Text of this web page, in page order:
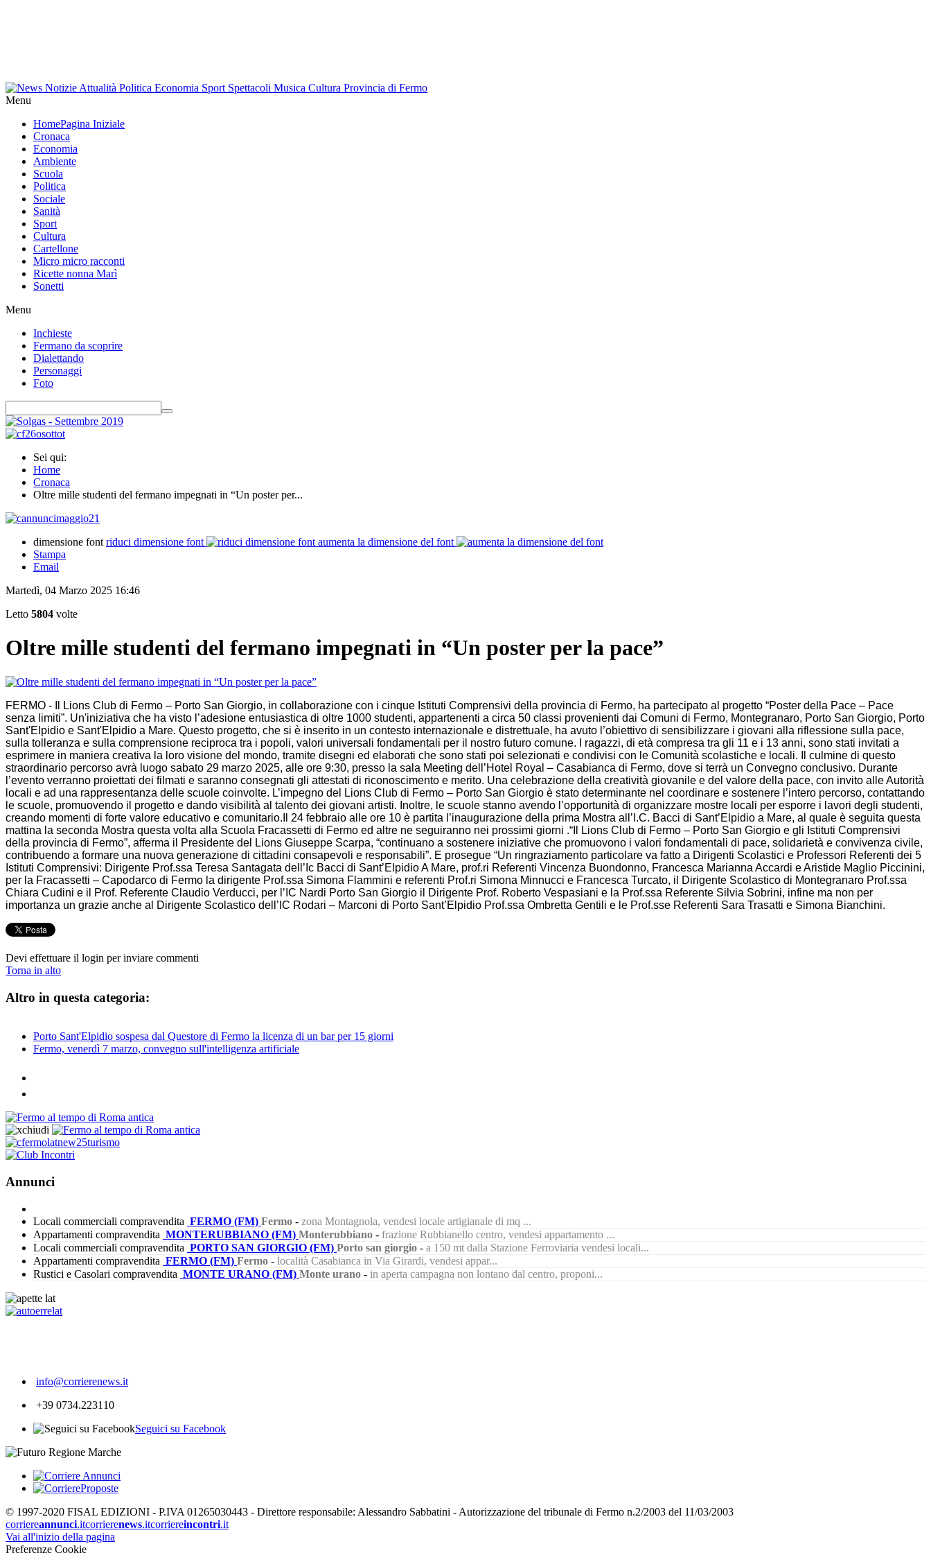
Menu
HomePagina Iniziale
Cronaca
Economia
Ambiente
Scuola
Politica
Sociale
Sanità
Sport
Cultura
Cartellone
Micro micro racconti
Ricette nonna Marì
Sonetti
Menu
Inchieste
Fermano da scoprire
Dialettando
Personaggi
Foto
Sei qui:
Home
Cronaca
Oltre mille studenti del fermano impegnati in “Un poster per...
dimensione font riduci dimensione font
aumenta la dimensione del font
Stampa
Email
Martedì, 04 Marzo 2025 16:46
Letto 5804 volte
Oltre mille studenti del fermano impegnati in “Un poster per la pace”
FERMO - Il Lions Club di Fermo – Porto San Giorgio, in collaborazione con i cinque Istituti Comprensivi della provincia di Fermo, ha partecipato al progetto “Poster della Pace – Pace
senza limiti”. Un'iniziativa che ha visto l’adesione entusiastica di oltre 1000 studenti, appartenenti a circa 50 classi provenienti dai Comuni di Fermo, Montegranaro, Porto San Giorgio, Porto
Sant'Elpidio e Sant'Elpidio a Mare. Questo progetto, che si è inserito in un contesto internazionale e distrettuale, ha avuto l’obiettivo di sensibilizzare i giovani alla riflessione sulla pace,
sulla tolleranza e sulla comprensione reciproca tra i popoli, valori universali fondamentali per il nostro futuro comune. I ragazzi, di età compresa tra gli 11 e i 13 anni, sono stati invitati a
esprimere in maniera creativa la loro visione del mondo, tramite disegni ed elaborati che sono stati poi selezionati e condivisi con le Comunità scolastiche e locali. Il culmine di questo
straordinario percorso avrà luogo sabato 29 marzo 2025, alle ore 9:30, presso la sala Meeting dell’Hotel Royal – Casabianca di Fermo, dove si terrà un Convegno conclusivo. Durante
l’evento verranno proiettati dei filmati e saranno consegnati gli attestati di riconoscimento e merito. Una celebrazione della creatività giovanile e del valore della pace, con invito alle Autorità
locali e ad una rappresentanza delle scuole coinvolte. L’impegno del Lions Club di Fermo – Porto San Giorgio è stato determinante nel coordinare e sostenere l’intero percorso, contattando
le scuole, promuovendo il progetto e dando visibilità al talento dei giovani artisti. Inoltre, le scuole stanno avendo l’opportunità di organizzare mostre locali per esporre i lavori degli studenti,
creando momenti di forte valore educativo e comunitario.Il 24 febbraio alle ore 10 è partita l’inaugurazione della prima Mostra all’I.C. Bacci di Sant’Elpidio a Mare, al quale è seguita questa
mattina la seconda Mostra questa volta alla Scuola Fracassetti di Fermo ed altre ne seguiranno nei prossimi giorni .“Il Lions Club di Fermo – Porto San Giorgio e gli Istituti Comprensivi
della provincia di Fermo”, afferma il Presidente del Lions Giuseppe Scarpa, “continuano a sostenere iniziative che promuovono i valori fondamentali di pace, solidarietà e convivenza civile,
contribuendo a formare una nuova generazione di cittadini consapevoli e responsabili”. E prosegue “Un ringraziamento particolare va fatto a Dirigenti Scolastici e Professori Referenti dei 5
Istituti Comprensivi: Dirigente Prof.ssa Teresa Santagata dell’Ic Bacci di Sant’Elpidio A Mare, prof.ri Referenti Vincenza Buondonno, Francesca Marianna Accardi e Aristide Maglio Piccinini,
per la Fracassetti – Capodarco di Fermo la dirigente Prof.ssa Simona Flammini e referenti Prof.ri Simona Minnucci e Francesca Turcato, il Dirigente Scolastico di Montegranaro Prof.ssa
Chiara Cudini e il Prof. Referente Claudio Verducci, per l’IC Nardi Porto San Giorgio il Dirigente Prof. Roberto Vespasiani e la Prof.ssa Referente Silvia Sobrini, infine ma non per
importanza un grazie anche al Dirigente Scolastico dell’IC Rodari – Marconi di Porto Sant’Elpidio Prof.ssa Ombretta Gentili e le Prof.sse Referenti Sara Trasatti e Simona Bianchini.
Devi effettuare il login per inviare commenti
Torna in alto
Altro in questa categoria:
Porto Sant'Elpidio sospesa dal Questore di Fermo la licenza di un bar per 15 giorni
Fermo, venerdì 7 marzo, convegno sull'intelligenza artificiale
Annunci
Locali commerciali compravendita FERMO (FM) Fermo - zona Montagnola, vendesi locale artigianale di mq ...
Appartamenti compravendita MONTERUBBIANO (FM) Monterubbiano - frazione Rubbianello centro, vendesi appartamento ...
Locali commerciali compravendita PORTO SAN GIORGIO (FM) Porto san giorgio - a 150 mt dalla Stazione Ferroviaria vendesi locali...
Appartamenti compravendita FERMO (FM) Fermo - località Casabianca in Via Girardi, vendesi appar...
Rustici e Casolari compravendita MONTE URANO (FM) Monte urano - in aperta campagna non lontano dal centro, proponi...
info@corrierenews.it
+39 0734.223110
Seguici su Facebook
© 1997-2020 FISAL EDIZIONI - P.IVA 01265030443 - Direttore responsabile: Alessandro Sabbatini - Autorizzazione del tribunale di Fermo n.2/2003 del 11/03/2003
corriereannunci.itcorrierenews.itcorriereincontri.it
Vai all'inizio della pagina
Preferenze Cookie